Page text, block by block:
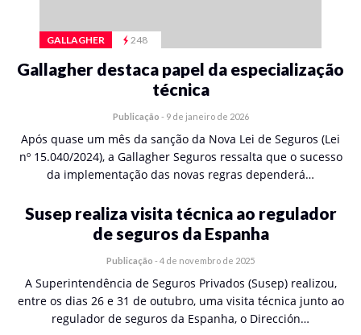
GALLAGHER 248
Gallagher destaca papel da especialização
técnica
Publicação - 9 de janeiro de 2026
Após quase um mês da sanção da Nova Lei de Seguros (Lei
nº 15.040/2024), a Gallagher Seguros ressalta que o sucesso
da implementação das novas regras dependerá…
Susep realiza visita técnica ao regulador
de seguros da Espanha
Publicação - 4 de novembro de 2025
A Superintendência de Seguros Privados (Susep) realizou,
entre os dias 26 e 31 de outubro, uma visita técnica junto ao
regulador de seguros da Espanha, o Dirección…